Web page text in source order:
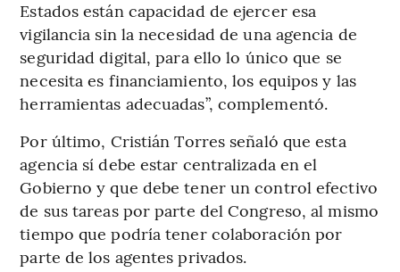
Estados están capacidad de ejercer esa
vigilancia sin la necesidad de una agencia de
seguridad digital, para ello lo único que se
necesita es financiamiento, los equipos y las
herramientas adecuadas”, complementó.
Por último, Cristián Torres señaló que esta
agencia sí debe estar centralizada en el
Gobierno y que debe tener un control efectivo
de sus tareas por parte del Congreso, al mismo
tiempo que podría tener colaboración por
parte de los agentes privados.